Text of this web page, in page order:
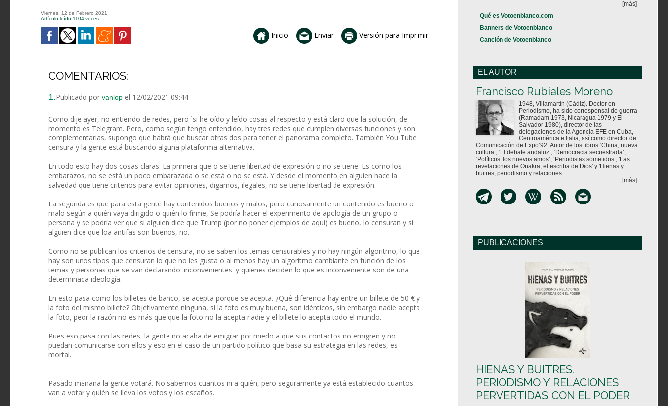
- -
Viernes, 12 de Febrero 2021
Artículo leído 1104 veces
Inicio Enviar Versión para Imprimir
COMENTARIOS:
1.Publicado por vanlop el 12/02/2021 09:44
Como dije ayer, no entiendo de redes, pero ´si he oído y leído cosas al respecto y está claro que la solución, de
momento es Telegram. Pero, como según tengo entendido, hay tres redes que cumplen diversas funciones y son
complementarias, supongo que habrá que buscar otras dos para tener el panorama completo. También You Tube
censura y la gente está buscando alguna plataforma alternativa.
En todo esto hay dos cosas claras: La primera que o se tiene libertad de expresión o no se tiene. Es como los
embarazos, no se está un poco embarazada o se está o no se está. Y desde el momento en alguien hace la
salvedad que tiene criterios para evitar opiniones, digamos, ilegales, no se tiene libertad de expresión.
La segunda es que para esta gente hay contenidos buenos y malos, pero curiosamente un contenido es bueno o
malo según a quién vaya dirigido o quién lo firme, Se podría hacer el experimento de apología de un grupo o
persona y se podría ver que si alguien dice que Trump (por no poner ejemplos de aquí) es bueno, lo censuran y si
alguien dice que loa antifas son buenos, no.
Como no se publican los criterios de censura, no se saben los temas censurables y no hay ningún algoritmo, lo que
hay son unos tipos que censuran lo que no les gusta o al menos hay un algoritmo cambiante en función de los
temas y personas que se van declarando 'inconvenientes' y quienes deciden lo que es inconveniente son de una
determinada ideología.
En esto pasa como los billetes de banco, se acepta porque se acepta. ¿Qué diferencia hay entre un billete de 50 € y
la foto del mismo billete? Objetivamente ninguna, si la foto es muy buena, son idénticos, sin embargo nadie acepta
la foto, peor la razón no es más que que la foto no la acepta nadie y el billete lo acepta todo el mundo.
Pues eso pasa con las redes, la gente no acaba de emigrar por miedo a que sus contactos no emigren y no
puedan comunicarse con ellos y eso en el caso de un partido político que basa su estrategia en las redes, es
mortal.
Pasado mañana la gente votará. No sabemos cuantos ni a quién, pero seguramente ya está establecido cuantos
van a votar y quién se lleva los votos y los escaños.
[más]
Qué es Votoenblanco.com
Banners de Votoenblanco
Canción de Votoenblanco
EL AUTOR
Francisco Rubiales Moreno
1948, Villamartín (Cádiz). Doctor en
Periodismo, ha sido corresponsal de guerra
(Ramadam 1973, Nicaragua 1979 y El
Salvador 1980), director de las
delegaciones de la Agencia EFE en Cuba,
Centroamérica e Italia, así como director de
Comunicación de Expo’92. Autor de los libros ‘China, nueva
cultura’, ‘El debate andaluz’, ‘Democracia secuestrada’,
‘Políticos, los nuevos amos’, ‘Periodistas sometidos’, 'Las
revelaciones de Onakra, el escriba de Dios' y 'Hienas y
buitres, periodismo y relaciones...
[más]
PUBLICACIONES
HIENAS Y BUITRES.
PERIODISMO Y RELACIONES
PERVERTIDAS CON EL PODER